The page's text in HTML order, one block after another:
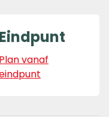
Eindpunt
Plan vanaf